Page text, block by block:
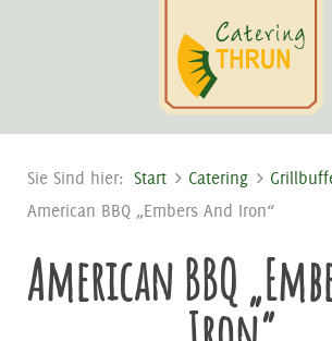
Sie Sind hier: Start Catering
American BBQ „Embers And Iron“
American BBQ